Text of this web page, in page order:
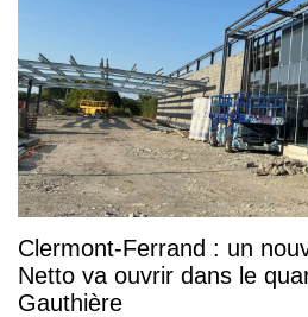
Clermont-Ferrand : un
Netto va ouvrir dans le
Gauthière